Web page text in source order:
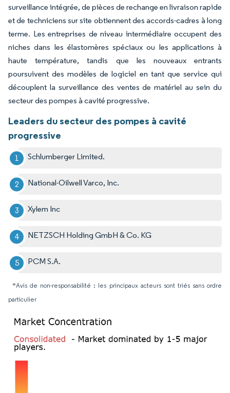
surveillance intégrée, de pièces de rechange en livraison rapide
et de techniciens sur site obtiennent des accords-cadres à long
terme. Les entreprises de niveau intermédiaire occupent des
niches dans les élastomères spéciaux ou les applications à
haute température, tandis que les nouveaux entrants
poursuivent des modèles de logiciel en tant que service qui
découplent la surveillance des ventes de matériel au sein du
secteur des pompes à cavité progressive.
Leaders du secteur des pompes à cavité
progressive
Schlumberger Limited.
National-Oilwell Varco, Inc.
Xylem Inc
NETZSCH Holding GmbH & Co. KG
PCM S.A.
*Avis de non-responsabilité : les principaux acteurs sont triés sans ordre
particulier